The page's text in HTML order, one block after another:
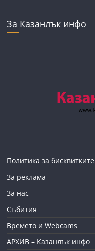
За Казанлък инфо
Политика за бисквитките
За реклама
За нас
Събития
Времето и Webcams
АРХИВ – Казанлък инфо